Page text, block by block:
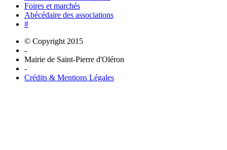
Foires et marchés
Abécédaire des associations
#
© Copyright 2015
-
Mairie de Saint-Pierre d'Oléron
-
Crédits & Mentions Légales